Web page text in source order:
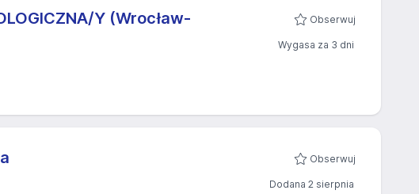
Y (Wrocław-
Obserwuj
Wygasa za 3 dni
Obserwuj
Dodana 2 sierpnia